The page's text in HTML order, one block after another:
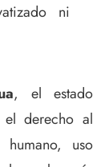
ni
, el estado
el derecho al
uso